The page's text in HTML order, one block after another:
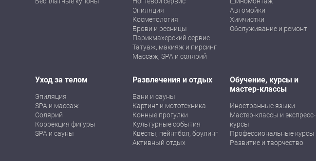
Эпиляция
Косметология
Брови и ресницы
Парикмахерский сервис
Татуаж, макияж и пирсинг
Массаж, SPA и солярий
Автомойки
Химчистки
Обслуживание и ремонт
Уход за телом
Эпиляция
SPA и массаж
Солярий
Коррекция фигуры
SPA и сауны
Развлечения и отдых
Бани и сауны
Картинг и мототехника
Конные прогулки
Культурные события
Квесты, пейнтбол, боулинг
Активный отдых
Обучение, курсы и
мастер-классы
Иностранные языки
Мастер-классы и экспресс-
курсы
Профессиональные курсы
Развитие и творчество